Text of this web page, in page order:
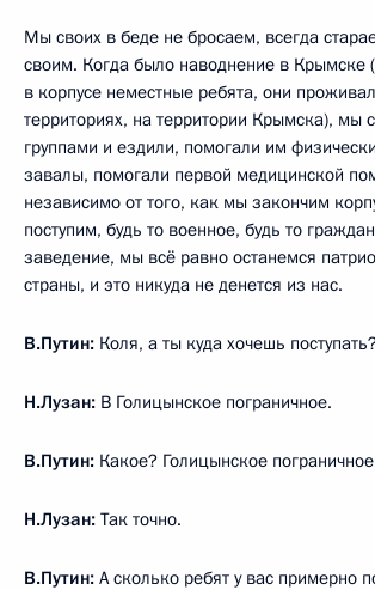
Мы своих в беде не бросаем, всегда
своим. Когда было наводнение в Крымске
в корпусе неместные ребята, они
территориях, на территории Крымска), мы
группами и ездили, помогали им
завалы, помогали первой медицинской
независимо от того, как мы закончим
поступим, будь то военное, будь то
заведение, мы всё равно останемся
страны, и это никуда не денется из нас.
В.Путин: Коля, а ты куда хочешь
Н.Лузан: В Голицынское пограничное.
В.Путин: Какое? Голицынское
Н.Лузан: Так точно.
В.Путин: А сколько ребят у вас примерно